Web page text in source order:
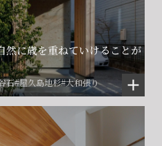
然に歳を重ねていけることが
石#屋久島地杉#大和張り